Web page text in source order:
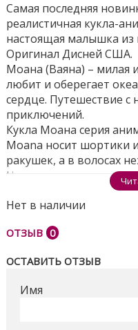
Самая последняя
реалистичная кукла-
настоящая малышка из
Оригинал Дисней США.
Моана (Ваяна) – милая
любит и оберегает
сердце. Путешествие с
приключений.
Кукла Моана серия
Moana носит шортики
ракушек, а в волосах
На ножках девочки
Вместе с куклой
черепашка, которую
Часть новой
Высота Моаны 41 см
Нет в наличии
ОТЗЫВ 0
ОСТАВИТЬ ОТЗЫВ
Имя